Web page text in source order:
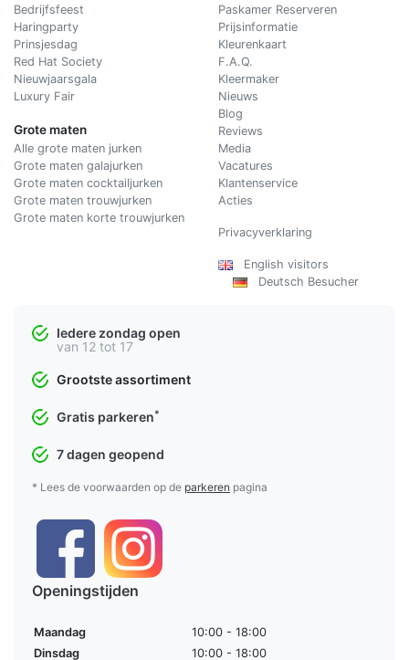
Bedrijfsfeest
Haringparty
Prinsjesdag
Red Hat Society
Nieuwjaarsgala
Luxury Fair
Grote maten
Alle grote maten jurken
Grote maten galajurken
Grote maten cocktailjurken
Grote maten trouwjurken
Grote maten korte trouwjurken
Paskamer Reserveren
Prijsinformatie
Kleurenkaart
F.A.Q.
Kleermaker
Nieuws
Blog
Reviews
Media
Vacatures
Klantenservice
Acties
Privacyverklaring
English visitors
Deutsch Besucher
Iedere zondag open
van 12 tot 17
Grootste assortiment
Gratis parkeren*
7 dagen geopend
* Lees de voorwaarden op de parkeren pagina
Openingstijden
Maandag
10:00 - 18:00
Dinsdag
10:00 - 18:00